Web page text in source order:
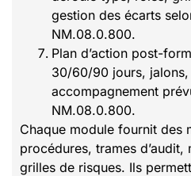
gestion des écarts
NM.08.0.800.
Plan d’action post-
30/60/90 jours,
accompagnement
NM.08.0.800.
Chaque module fournit des
procédures, trames
grilles de risques. Ils